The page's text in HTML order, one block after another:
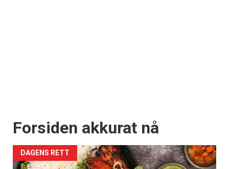
Forsiden akkurat nå
DAGENS RETT